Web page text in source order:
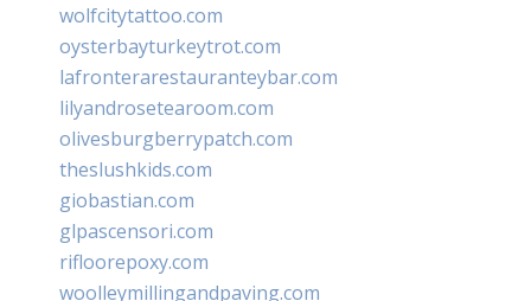
wolfcitytattoo.com
oysterbayturkeytrot.com
lafronterarestauranteybar.com
lilyandrosetearoom.com
olivesburgberrypatch.com
theslushkids.com
giobastian.com
glpascensori.com
rifloorepoxy.com
woolleymillingandpaving.com